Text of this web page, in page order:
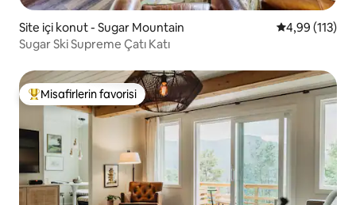
Site içi konut - Sugar Mountain 5 üzerinden
4,99 (113)
Sugar Ski Supreme Çatı Katı
Misafirlerin favorilerinden en beğenilenler arasında
Misafirlerin favorisi